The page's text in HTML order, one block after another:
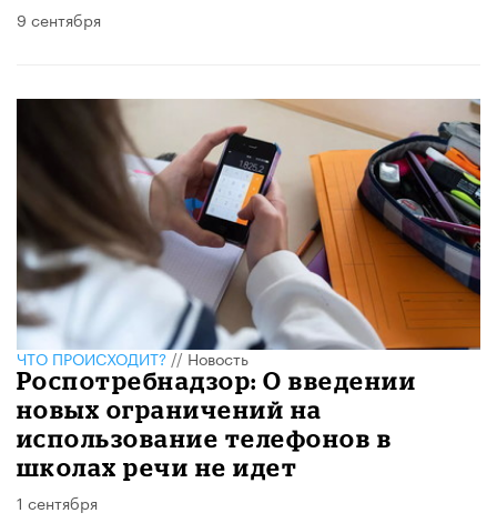
9 сентября
ЧТО ПРОИСХОДИТ?//Новость
Роспотребнадзор: О введении
новых ограничений на
использование телефонов в
школах речи не идет
1 сентября